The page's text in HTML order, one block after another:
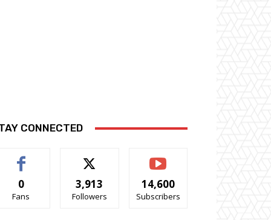
CONNECTED
0
Fans
3,913
Followers
14,600
Subscribers